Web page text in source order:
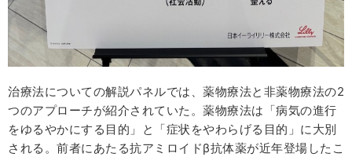
治療法についての解説パネルでは、薬物療法と非薬物療法の2
つのアプローチが紹介されていた。薬物療法は「病気の進行
をゆるやかにする目的」と「症状をやわらげる目的」に大別
される。前者にあたる抗アミロイドβ抗体薬が近年登場したこ